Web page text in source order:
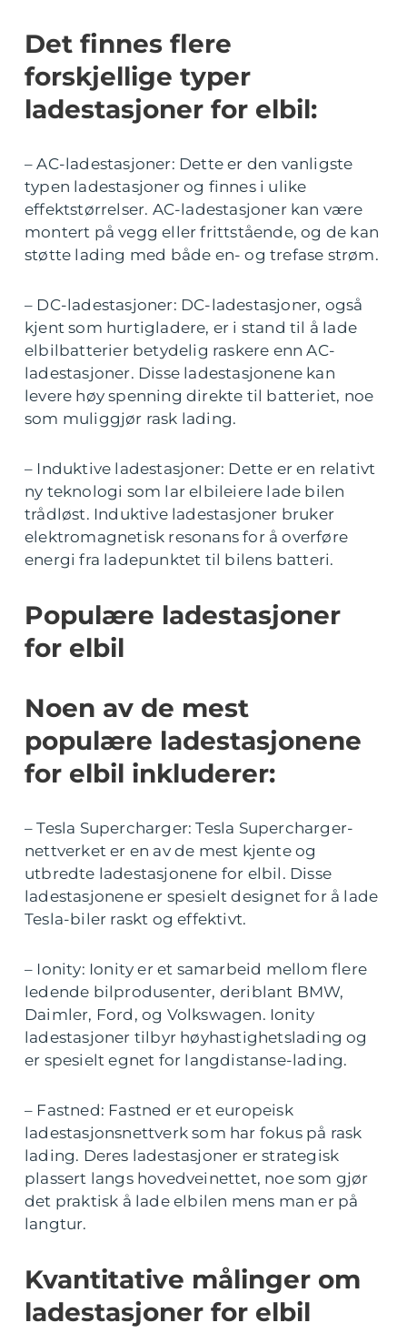
Det finnes flere
forskjellige typer
ladestasjoner for elbil:
– AC-ladestasjoner: Dette er den vanligste
typen ladestasjoner og finnes i ulike
effektstørrelser. AC-ladestasjoner kan være
montert på vegg eller frittstående, og de kan
støtte lading med både en- og trefase strøm.
– DC-ladestasjoner: DC-ladestasjoner, også
kjent som hurtigladere, er i stand til å lade
elbilbatterier betydelig raskere enn AC-
ladestasjoner. Disse ladestasjonene kan
levere høy spenning direkte til batteriet, noe
som muliggjør rask lading.
– Induktive ladestasjoner: Dette er en relativt
ny teknologi som lar elbileiere lade bilen
trådløst. Induktive ladestasjoner bruker
elektromagnetisk resonans for å overføre
energi fra ladepunktet til bilens batteri.
Populære ladestasjoner
for elbil
Noen av de mest
populære ladestasjonene
for elbil inkluderer:
– Tesla Supercharger: Tesla Supercharger-
nettverket er en av de mest kjente og
utbredte ladestasjonene for elbil. Disse
ladestasjonene er spesielt designet for å lade
Tesla-biler raskt og effektivt.
– Ionity: Ionity er et samarbeid mellom flere
ledende bilprodusenter, deriblant BMW,
Daimler, Ford, og Volkswagen. Ionity
ladestasjoner tilbyr høyhastighetslading og
er spesielt egnet for langdistanse-lading.
– Fastned: Fastned er et europeisk
ladestasjonsnettverk som har fokus på rask
lading. Deres ladestasjoner er strategisk
plassert langs hovedveinettet, noe som gjør
det praktisk å lade elbilen mens man er på
langtur.
Kvantitative målinger om
ladestasjoner for elbil